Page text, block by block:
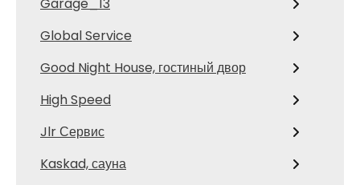
Global Service
Good Night House, гостиный двор
High Speed
Jlr Сервис
Kaskad, сауна